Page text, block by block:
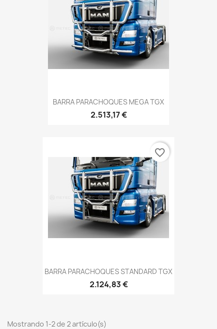
BARRA PARACHOQUES MEGA TGX
2.513,17 €
BARRA PARACHOQUES STANDARD TGX
2.124,83 €
favorite_border
Mostrando 1-2 de 2 artículo(s)